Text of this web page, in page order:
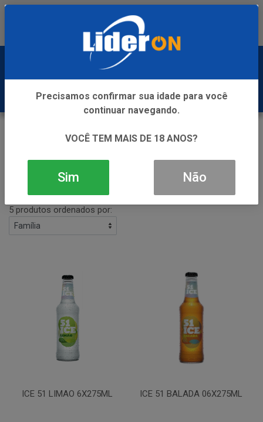
5 produtos ordenados por:
ICE 51 LIMAO 6X275ML ICE 51 BALADA 06X275ML
Precisamos confirmar sua idade para você
continuar navegando.
VOCÊ TEM MAIS DE 18 ANOS?
Sim Não